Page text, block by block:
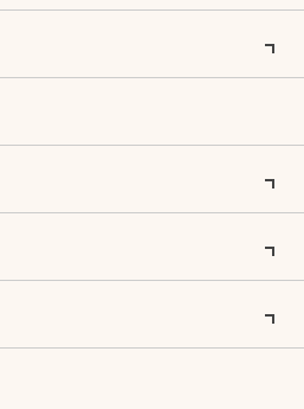
、より良い品質を追求
特長をさらに詳しく見る